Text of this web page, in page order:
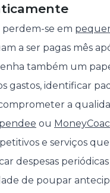
se em
a ser pagas mês
também um
gastos, identificar
a
ou
e serviços
despesas
de poupar